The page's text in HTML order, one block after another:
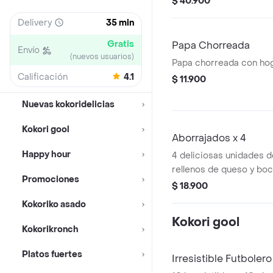
Delivery 35 min
Envío Gratis
(nuevos usuarios)
Calificación 4.1
Nuevas kokoridelicias
Kokori gool
Happy hour
Promociones
Kokoriko asado
Kokorikronch
Platos fuertes
Papa Chorreada
Papa chorreada con
$ 11.900
Aborrajados x 4
4 deliciosas unidades
rellenos de queso y
$ 18.900
Kokori gool
Irresistible Futbolero